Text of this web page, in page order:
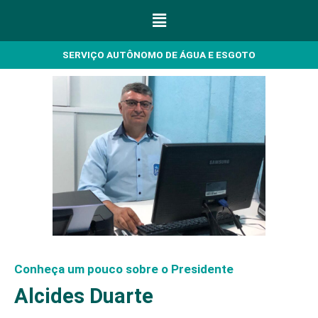
Menu
SERVIÇO AUTÔNOMO DE ÁGUA E ESGOTO
Conheça um pouco sobre o Presidente
Alcides Duarte